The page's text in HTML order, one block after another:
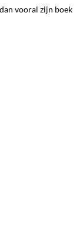
vooral zijn boek